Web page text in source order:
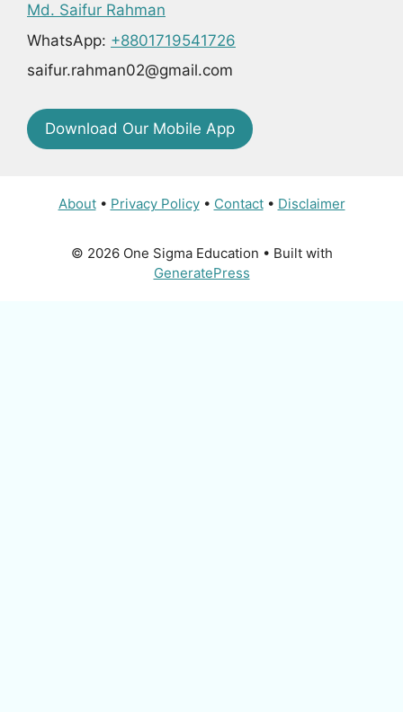
Md. Saifur Rahman
WhatsApp: +8801719541726
saifur.rahman02@gmail.com
Download Our Mobile App
About• Privacy Policy• Contact• Disclaimer
© 2026 One Sigma Education • Built with
GeneratePress